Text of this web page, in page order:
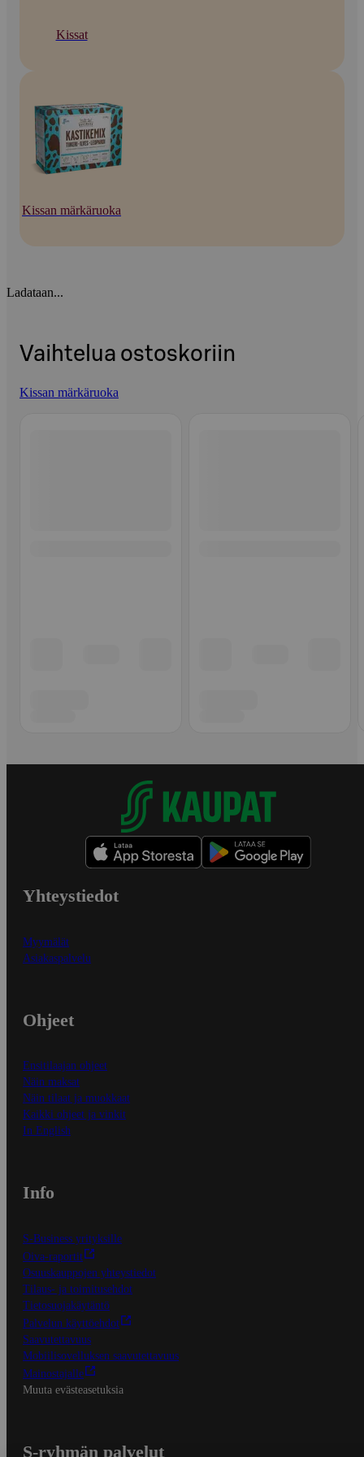
Kissat
Kissan märkäruoka
Ladataan...
Vaihtelua ostoskoriin
Kissan märkäruoka
Yhteystiedot
Myymälät
Asiakaspalvelu
Ohjeet
Ensitilaajan ohjeet
Näin maksat
Näin tilaat ja muokkaat
Kaikki ohjeet ja vinkit
In English
Info
S-Business yrityksille
Oiva-raportit
Osuuskauppojen yhteystiedot
Tilaus- ja toimitusehdot
Tietosuojakäytäntö
Palvelun käyttöehdot
Saavutettavuus
Mobiilisovelluksen saavutettavuus
Mainostajalle
Muuta evästeasetuksia
S-ryhmän palvelut